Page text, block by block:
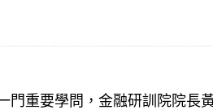
門重要學問，金融研訓院院長